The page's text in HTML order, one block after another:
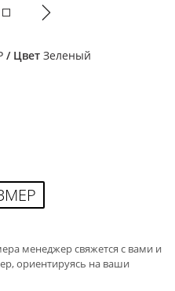
/ Цвет Зеленый
менеджер свяжется с вами и
ориентируясь на ваши